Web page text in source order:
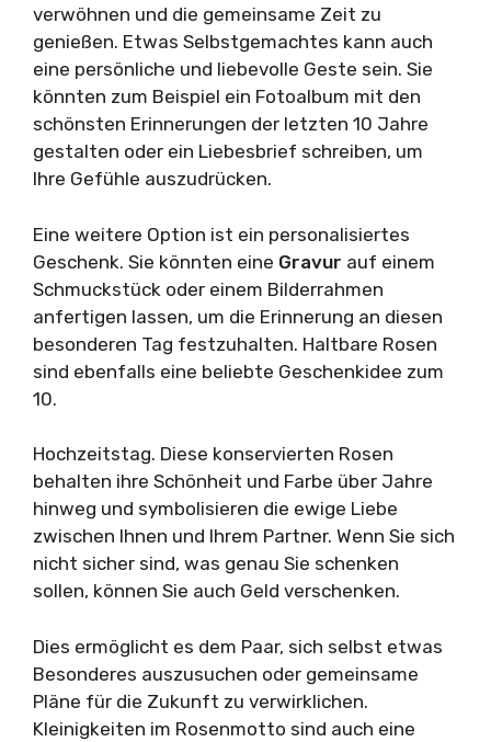
verwöhnen und die gemeinsame Zeit zu
genießen. Etwas Selbstgemachtes kann auch
eine persönliche und liebevolle Geste sein. Sie
könnten zum Beispiel ein Fotoalbum mit den
schönsten Erinnerungen der letzten 10 Jahre
gestalten oder ein Liebesbrief schreiben, um
Ihre Gefühle auszudrücken.
Eine weitere Option ist ein personalisiertes
Geschenk. Sie könnten eine Gravur auf einem
Schmuckstück oder einem Bilderrahmen
anfertigen lassen, um die Erinnerung an diesen
besonderen Tag festzuhalten. Haltbare Rosen
sind ebenfalls eine beliebte Geschenkidee zum
10.
Hochzeitstag. Diese konservierten Rosen
behalten ihre Schönheit und Farbe über Jahre
hinweg und symbolisieren die ewige Liebe
zwischen Ihnen und Ihrem Partner. Wenn Sie sich
nicht sicher sind, was genau Sie schenken
sollen, können Sie auch Geld verschenken.
Dies ermöglicht es dem Paar, sich selbst etwas
Besonderes auszusuchen oder gemeinsame
Pläne für die Zukunft zu verwirklichen.
Kleinigkeiten im Rosenmotto sind auch eine